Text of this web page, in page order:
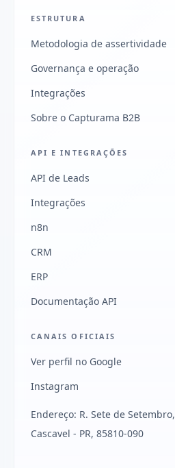
ESTRUTURA
Metodologia de assertividade
Governança e operação
Integrações
Sobre o Capturama B2B
API E INTEGRAÇÕES
API de Leads
Integrações
n8n
CRM
ERP
Documentação API
CANAIS OFICIAIS
Ver perfil no Google
Instagram
Endereço: R. Sete de
Cascavel - PR, 85810-090